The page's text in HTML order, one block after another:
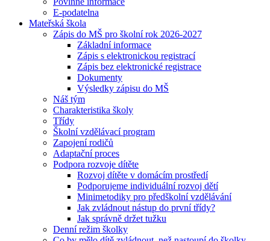
E-podatelna
Mateřská škola
Zápis do MŠ pro školní rok 2026-2027
Základní informace
Zápis s elektronickou registrací
Zápis bez elektronické registrace
Dokumenty
Výsledky zápisu do MŠ
Náš tým
Charakteristika školy
Třídy
Školní vzdělávací program
Zapojení rodičů
Adaptační proces
Podpora rozvoje dítěte
Rozvoj dítěte v domácím prostředí
Podporujeme individuální rozvoj dětí
Minimetodiky pro předškolní vzdělávání
Jak zvládnout nástup do první třídy?
Jak správně držet tužku
Denní režim školky